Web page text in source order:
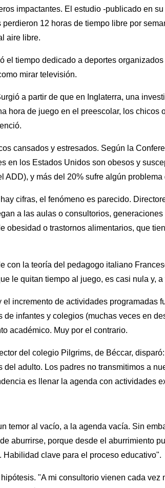
impactantes. El estudio -publicado en
12 horas de tiempo libre por
aire libre.
el tiempo dedicado a deportes
mirar televisión.
a partir de que en Inglaterra, una
hora de juego en el preescolar, los chicos
cansados y estresados. Según la
en los Estados Unidos son obesos y
ADD), y más del 20% sufre algún problema
cifras, el fenómeno es parecido.
a las aulas o consultorios,
obesidad o trastornos alimentarios, que
con la teoría del pedagogo italiano
le quitan tiempo al juego, es casi nula y,
el incremento de actividades programadas
de infantes y colegios (muchas veces en
académico. Muy por el contrario.
del colegio Pilgrims, de Béccar,
del adulto. Los padres no transmitimos a
es llenar la agenda con actividades
temor al vacío, a la agenda vacía. Sin
aburrirse, porque desde el aburrimiento
clave para el proceso educativo".
"A mi consultorio vienen cada